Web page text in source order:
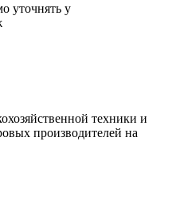
уточнять у
техники и
производителей на